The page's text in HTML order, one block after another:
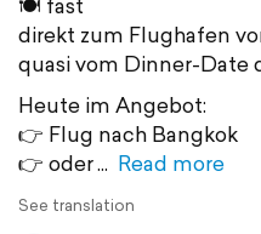
direkt zum Flughafen
quasi vom Dinner-Date
Heute im Angebot:
👉 Flug nach Bangkok
👉 oder
Read more
See translation